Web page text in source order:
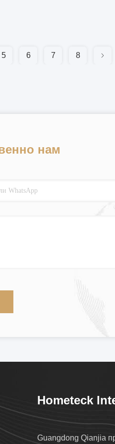
5 6 7 8
нам
Hometeck
Guangdong Qianjia